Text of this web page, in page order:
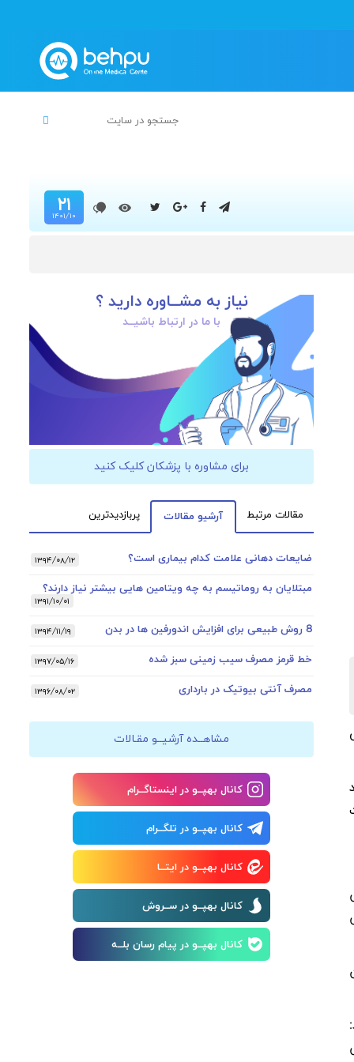
۲۱
۱۴۰۱/۱۰
نیاز به مشــاوره دارید ؟
با ما در ارتباط باشیــد
برای مشاوره با پزشکان کلیک کنید
مقالات مرتبط آرشیو مقالات پربازدیدترین
ضایعات دهانی علامت کدام بیماری است؟ ۱۳۹۴/۰۸/۱۲
مبتلایان به روماتیسم به چه ویتامین هایی بیشتر نیاز دارند؟
۱۳۹۱/۱۰/۰۱
8 روش طبیعی برای افزایش اندورفین ها در بدن ۱۳۹۴/۱۱/۱۹
خط قرمز مصرف سیب زمینی سبز شده ۱۳۹۷/۰۵/۱۶
مصرف آنتی بیوتیک در بارداری ۱۳۹۶/۰۸/۰۲
مشاهــده آرشیــو مقـالات
کانال بهپــو در اینستاگــرام
کانال بهپــو در تلگــرام
کانال بهپــو در ایتــا
کانال بهپــو در ســروش
کانال بهپــو در پیام رسان بلــه